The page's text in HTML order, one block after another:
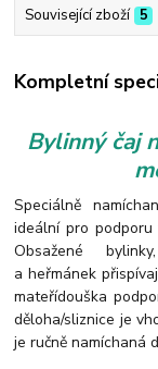
Související zboží 5
Kompletní
Bylinný čaj
Speciálně
ideální pro podporu
Obsažené
a heřmánek
mateřídouška
děloha/sliznice je
je ručně namíchaná